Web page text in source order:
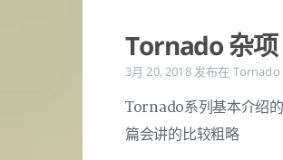
Tornado 杂项
3月 20, 2018 发布在 Tornado
Tornado系列基本介绍
篇会讲的比较粗略